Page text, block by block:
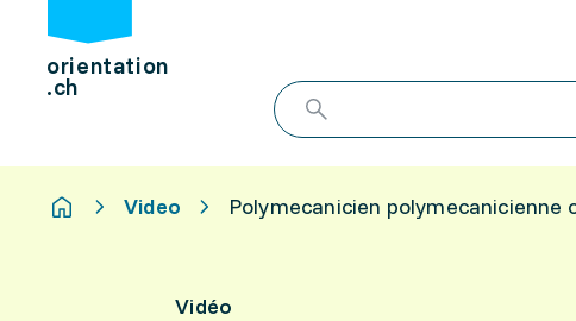
orientation
.ch
Video Polymecanicien polymecanicienne
Vidéo